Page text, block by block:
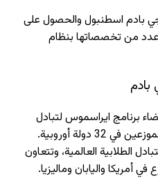
بادم اسطنبول والحصول على
من تخصصاتها بنظام
بادم
برنامج ايراسموس لتبادل
دولة أوروبية.
الطلابية العالمية، وتتعاون
أمريكا واليابان وماليزيا.